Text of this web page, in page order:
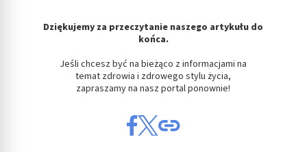
Dziękujemy za przeczytanie naszego artykułu do
końca.
Jeśli chcesz być na bieżąco z informacjami na
temat zdrowia i zdrowego stylu życia,
zapraszamy na nasz portal ponownie!